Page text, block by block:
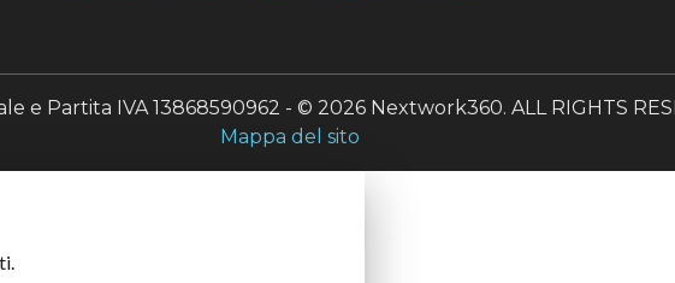
e Partita IVA 13868590962 - © 2026 Nextwork360. ALL RIGHTS
Mappa del sito